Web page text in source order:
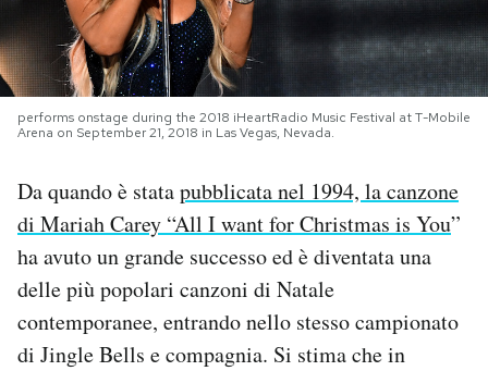
PODCAST
NEWSLETTER
I MIEI PREFERITI
SHOP
CALENDARIO
performs onstage during the 2018 iHeartRadio Music Festival at T-Mobile
Arena on September 21, 2018 in Las Vegas, Nevada.
Da quando è statapubblicata nel 1994, la canzone
di Mariah Carey “All I want for Christmas is You”
ha avuto un grande successo ed è diventata una
delle più popolari canzoni di Natale
contemporanee, entrando nello stesso campionato
di Jingle Bells e compagnia. Si stima che in